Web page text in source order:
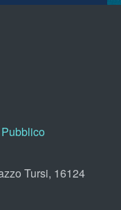
Tursi, 16124